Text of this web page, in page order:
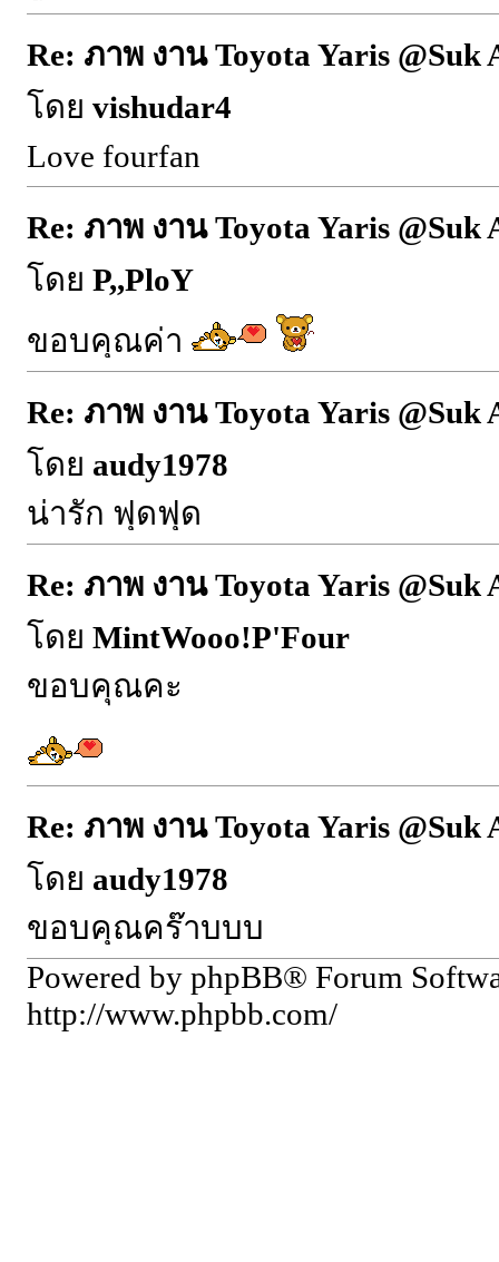
Re: ภาพ งาน Toyota Yaris
โดย vishudar4
Love fourfan
Re: ภาพ งาน Toyota Yaris
โดย P,,PloY
ขอบคุณค่า
Re: ภาพ งาน Toyota Yaris
โดย audy1978
น่ารัก ฟุดฟุด
Re: ภาพ งาน Toyota Yaris
โดย MintWooo!P'Four
ขอบคุณคะ
Re: ภาพ งาน Toyota Yaris
โดย audy1978
ขอบคุณคร๊าบบบ
Powered by phpBB® Forum
http://www.phpbb.com/